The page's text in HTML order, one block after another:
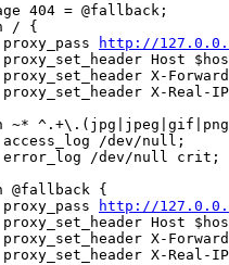
404 = @fallback;
/ {
http://
Host
X-
X-Real-
~*
/dev/null;
/dev/null crit;
@fallback {
http://
Host
X-
X-Real-